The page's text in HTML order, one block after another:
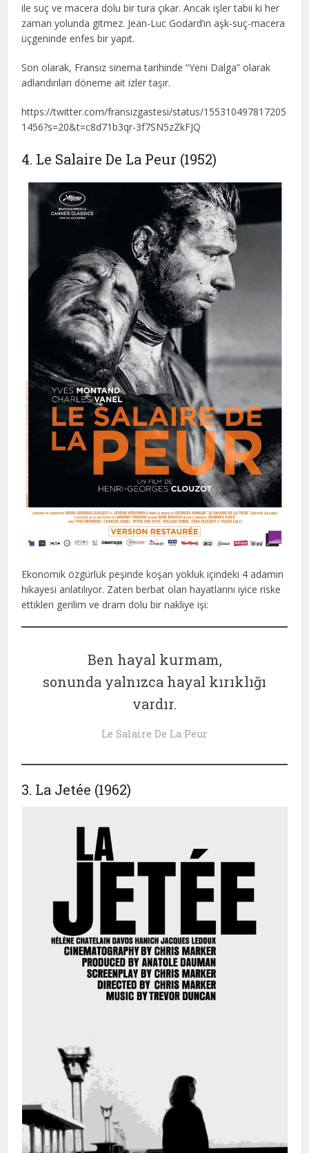
ile suç ve macera dolu bir tura çıkar. Ancak işler tabii ki her
zaman yolunda gitmez. Jean-Luc Godard’ın aşk-suç-macera
üçgeninde enfes bir yapıt.
Son olarak, Fransız sinema tarihinde “Yeni Dalga” olarak
adlandırılan döneme ait izler taşır.
https://twitter.com/fransizgastesi/status/155310497817205
1456?s=20&t=c8d71b3qr-3f7SN5zZkFJQ
4. Le Salaire De La Peur (1952)
Ekonomik özgürlük peşinde koşan yokluk içindeki 4 adamın
hikayesi anlatılıyor. Zaten berbat olan hayatlarını iyice riske
ettikleri gerilim ve dram dolu bir nakliye işi:
Ben hayal kurmam,
sonunda yalnızca hayal kırıklığı
vardır.
Le Salaire De La Peur
3. La Jetée (1962)